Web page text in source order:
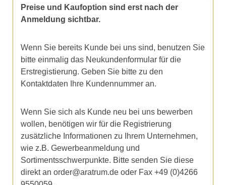
Preise und Kaufoption sind erst nach der
Anmeldung sichtbar.
Wenn Sie bereits Kunde bei uns sind, benutzen Sie
bitte einmalig das Neukundenformular für die
Erstregistierung. Geben Sie bitte zu den
Kontaktdaten Ihre Kundennummer an.
Wenn Sie sich als Kunde neu bei uns bewerben
wollen, benötigen wir für die Registrierung
zusätzliche Informationen zu Ihrem Unternehmen,
wie z.B. Gewerbeanmeldung und
Sortimentsschwerpunkte. Bitte senden Sie diese
direkt an order@aratrum.de oder Fax +49 (0)4266